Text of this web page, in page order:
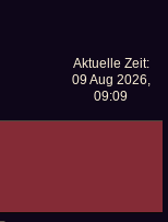
Aktuelle Zeit:
09 Aug 2026,
09:09